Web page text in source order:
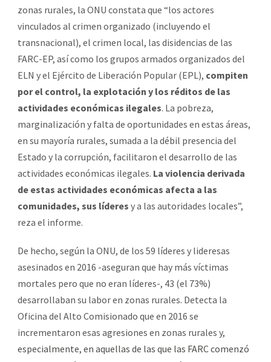
zonas rurales, la ONU constata que “los actores
vinculados al crimen organizado (incluyendo el
transnacional), el crimen local, las disidencias de las
FARC-EP, así como los grupos armados organizados del
ELN y el Ejército de Liberación Popular (EPL), compiten
por el control, la explotación y los réditos de las
actividades económicas ilegales. La pobreza,
marginalización y falta de oportunidades en estas áreas,
en su mayoría rurales, sumada a la débil presencia del
Estado y la corrupción, facilitaron el desarrollo de las
actividades económicas ilegales. La violencia derivada
de estas actividades económicas afecta a las
comunidades, sus líderes y a las autoridades locales”,
reza el informe.
De hecho, según la ONU, de los 59 líderes y lideresas
asesinados en 2016 -aseguran que hay más víctimas
mortales pero que no eran líderes-, 43 (el 73%)
desarrollaban su labor en zonas rurales. Detecta la
Oficina del Alto Comisionado que en 2016 se
incrementaron esas agresiones en zonas rurales y,
especialmente, en aquellas de las que las FARC comenzó